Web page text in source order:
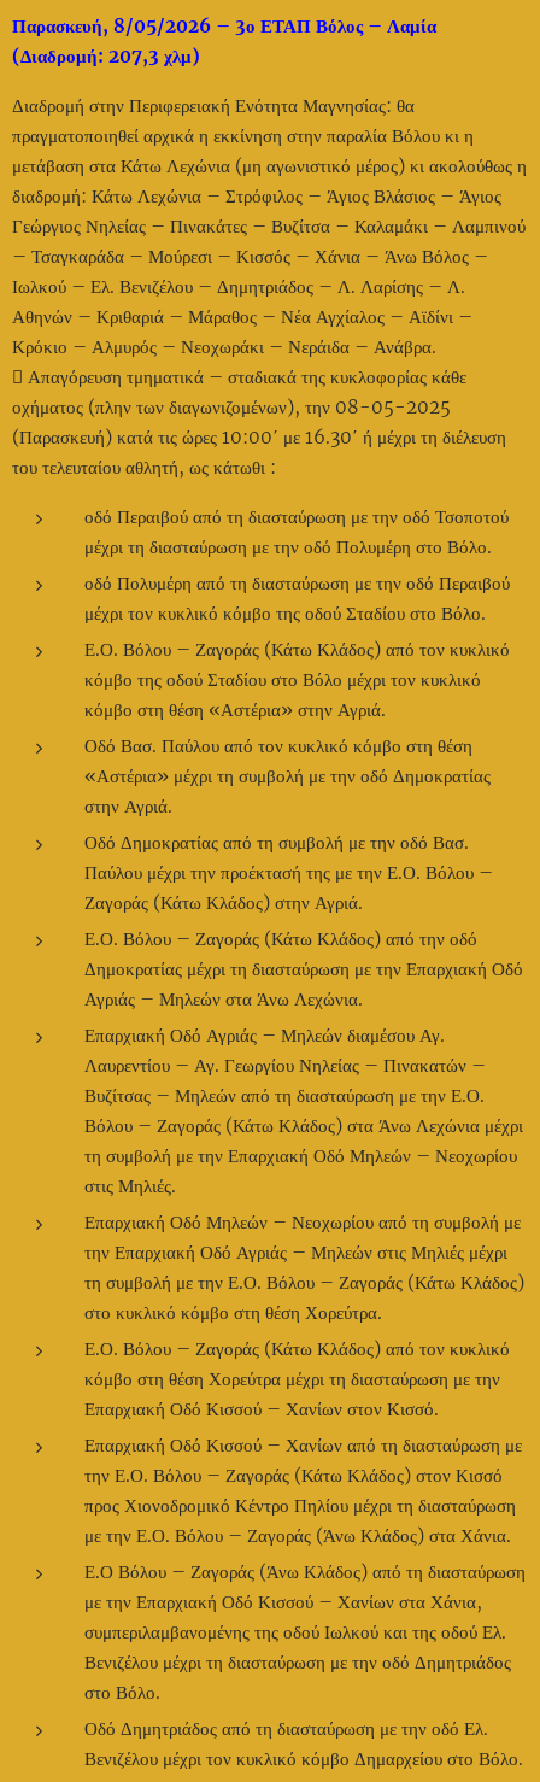
Παρασκευή, 8/05/2026 – 3ο ΕΤΑΠ Βόλος – Λαμία
(Διαδρομή: 207,3 χλμ)
Διαδρομή στην Περιφερειακή Ενότητα Μαγνησίας: θα
πραγματοποιηθεί αρχικά η εκκίνηση στην παραλία Βόλου κι η
μετάβαση στα Κάτω Λεχώνια (μη αγωνιστικό μέρος) κι ακολούθως η
διαδρομή: Κάτω Λεχώνια – Στρόφιλος – Άγιος Βλάσιος – Άγιος
Γεώργιος Νηλείας – Πινακάτες – Βυζίτσα – Καλαμάκι – Λαμπινού
– Τσαγκαράδα – Μούρεσι – Κισσός – Χάνια – Άνω Βόλος –
Ιωλκού – Ελ. Βενιζέλου – Δημητριάδος – Λ. Λαρίσης – Λ.
Αθηνών – Κριθαριά – Μάραθος – Νέα Αγχίαλος – Αϊδίνι –
Κρόκιο – Αλμυρός – Νεοχωράκι – Νεράιδα – Ανάβρα.
 Απαγόρευση τμηματικά – σταδιακά της κυκλοφορίας κάθε
οχήματος (πλην των διαγωνιζομένων), την 08-05-2025
(Παρασκευή) κατά τις ώρες 10:00΄ με 16.30΄ ή μέχρι τη διέλευση
του τελευταίου αθλητή, ως κάτωθι :
οδό Περαιβού από τη διασταύρωση με την οδό Τσοποτού
μέχρι τη διασταύρωση με την οδό Πολυμέρη στο Βόλο.
οδό Πολυμέρη από τη διασταύρωση με την οδό Περαιβού
μέχρι τον κυκλικό κόμβο της οδού Σταδίου στο Βόλο.
Ε.Ο. Βόλου – Ζαγοράς (Κάτω Κλάδος) από τον κυκλικό
κόμβο της οδού Σταδίου στο Βόλο μέχρι τον κυκλικό
κόμβο στη θέση «Αστέρια» στην Αγριά.
Οδό Βασ. Παύλου από τον κυκλικό κόμβο στη θέση
«Αστέρια» μέχρι τη συμβολή με την οδό Δημοκρατίας
στην Αγριά.
Οδό Δημοκρατίας από τη συμβολή με την οδό Βασ.
Παύλου μέχρι την προέκτασή της με την Ε.Ο. Βόλου –
Ζαγοράς (Κάτω Κλάδος) στην Αγριά.
Ε.Ο. Βόλου – Ζαγοράς (Κάτω Κλάδος) από την οδό
Δημοκρατίας μέχρι τη διασταύρωση με την Επαρχιακή Οδό
Αγριάς – Μηλεών στα Άνω Λεχώνια.
Επαρχιακή Οδό Αγριάς – Μηλεών διαμέσου Αγ.
Λαυρεντίου – Αγ. Γεωργίου Νηλείας – Πινακατών –
Βυζίτσας – Μηλεών από τη διασταύρωση με την Ε.Ο.
Βόλου – Ζαγοράς (Κάτω Κλάδος) στα Άνω Λεχώνια μέχρι
τη συμβολή με την Επαρχιακή Οδό Μηλεών – Νεοχωρίου
στις Μηλιές.
Επαρχιακή Οδό Μηλεών – Νεοχωρίου από τη συμβολή με
την Επαρχιακή Οδό Αγριάς – Μηλεών στις Μηλιές μέχρι
τη συμβολή με την Ε.Ο. Βόλου – Ζαγοράς (Κάτω Κλάδος)
στο κυκλικό κόμβο στη θέση Χορεύτρα.
Ε.Ο. Βόλου – Ζαγοράς (Κάτω Κλάδος) από τον κυκλικό
κόμβο στη θέση Χορεύτρα μέχρι τη διασταύρωση με την
Επαρχιακή Οδό Κισσού – Χανίων στον Κισσό.
Επαρχιακή Οδό Κισσού – Χανίων από τη διασταύρωση με
την Ε.Ο. Βόλου – Ζαγοράς (Κάτω Κλάδος) στον Κισσό
προς Χιονοδρομικό Κέντρο Πηλίου μέχρι τη διασταύρωση
με την Ε.Ο. Βόλου – Ζαγοράς (Άνω Κλάδος) στα Χάνια.
Ε.Ο Βόλου – Ζαγοράς (Άνω Κλάδος) από τη διασταύρωση
με την Επαρχιακή Οδό Κισσού – Χανίων στα Χάνια,
συμπεριλαμβανομένης της οδού Ιωλκού και της οδού Ελ.
Βενιζέλου μέχρι τη διασταύρωση με την οδό Δημητριάδος
στο Βόλο.
Οδό Δημητριάδος από τη διασταύρωση με την οδό Ελ.
Βενιζέλου μέχρι τον κυκλικό κόμβο Δημαρχείου στο Βόλο.